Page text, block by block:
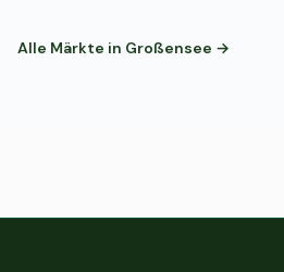
Alle Märkte in Großensee →